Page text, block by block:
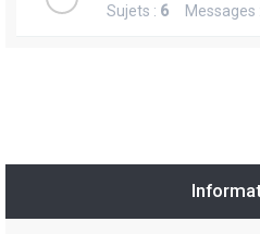
Sujets : 6 Messages :